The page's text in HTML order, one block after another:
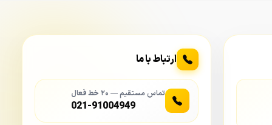
ارتباط با ما
تماس مستقیم — ۲۰ خط فعال
021-91004949